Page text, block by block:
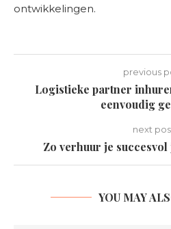
ontwikkelingen.
previous
Logistieke partner
eenvoudig
next
Zo verhuur je
YOU MAY